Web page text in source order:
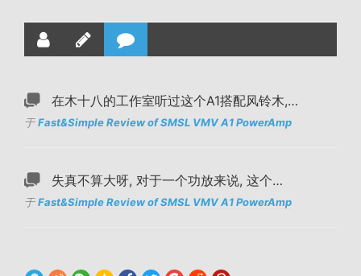
在木十八的工作室听过这个A1搭配风铃木,…
于Fast&Simple Review of SMSL VMV A1 PowerAmp
失真不算大呀, 对于一个功放来说, 这个…
于Fast&Simple Review of SMSL VMV A1 PowerAmp